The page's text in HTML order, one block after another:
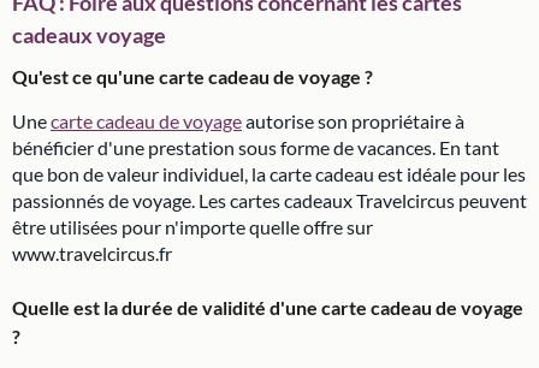
cadeaux voyage
Qu'est ce qu'une carte cadeau de voyage ?
Unecarte cadeau de voyageautorise son propriétaire à
bénéficier d'une prestation sous forme de vacances. En tant
que bon de valeur individuel, la carte cadeau est idéale pour les
passionnés de voyage. Les cartes cadeaux Travelcircus peuvent
être utilisées pour n'importe quelle offre sur
www.travelcircus.fr
Quelle est la durée de validité d'une carte cadeau de voyage
?